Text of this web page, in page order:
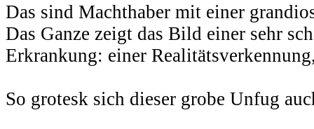
Das sind Machthaber mit einer
Das Ganze zeigt das Bild einer sehr
Erkrankung: einer
So grotesk sich dieser grobe Unfug